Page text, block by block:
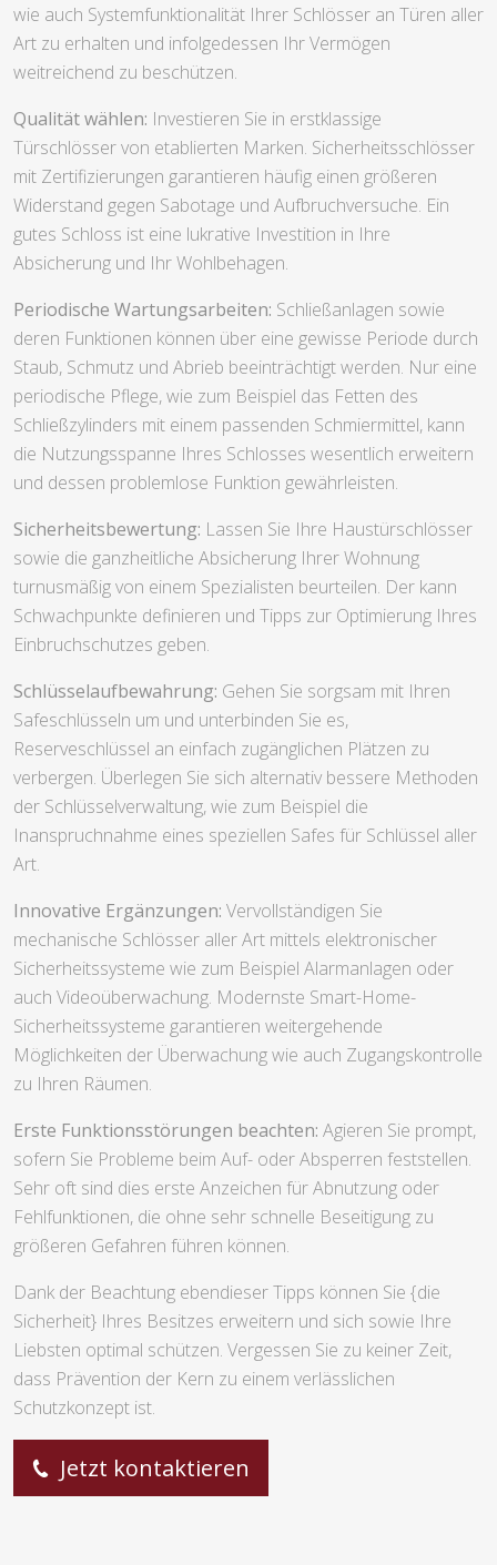
wie auch Systemfunktionalität Ihrer Schlösser an Türen aller
Art zu erhalten und infolgedessen Ihr Vermögen
weitreichend zu beschützen.
Qualität wählen: Investieren Sie in erstklassige
Türschlösser von etablierten Marken. Sicherheitsschlösser
mit Zertifizierungen garantieren häufig einen größeren
Widerstand gegen Sabotage und Aufbruchversuche. Ein
gutes Schloss ist eine lukrative Investition in Ihre
Absicherung und Ihr Wohlbehagen.
Periodische Wartungsarbeiten: Schließanlagen sowie
deren Funktionen können über eine gewisse Periode durch
Staub, Schmutz und Abrieb beeinträchtigt werden. Nur eine
periodische Pflege, wie zum Beispiel das Fetten des
Schließzylinders mit einem passenden Schmiermittel, kann
die Nutzungsspanne Ihres Schlosses wesentlich erweitern
und dessen problemlose Funktion gewährleisten.
Sicherheitsbewertung: Lassen Sie Ihre Haustürschlösser
sowie die ganzheitliche Absicherung Ihrer Wohnung
turnusmäßig von einem Spezialisten beurteilen. Der kann
Schwachpunkte definieren und Tipps zur Optimierung Ihres
Einbruchschutzes geben.
Schlüsselaufbewahrung: Gehen Sie sorgsam mit Ihren
Safeschlüsseln um und unterbinden Sie es,
Reserveschlüssel an einfach zugänglichen Plätzen zu
verbergen. Überlegen Sie sich alternativ bessere Methoden
der Schlüsselverwaltung, wie zum Beispiel die
Inanspruchnahme eines speziellen Safes für Schlüssel aller
Art.
Innovative Ergänzungen: Vervollständigen Sie
mechanische Schlösser aller Art mittels elektronischer
Sicherheitssysteme wie zum Beispiel Alarmanlagen oder
auch Videoüberwachung. Modernste Smart-Home-
Sicherheitssysteme garantieren weitergehende
Möglichkeiten der Überwachung wie auch Zugangskontrolle
zu Ihren Räumen.
Erste Funktionsstörungen beachten: Agieren Sie prompt,
sofern Sie Probleme beim Auf- oder Absperren feststellen.
Sehr oft sind dies erste Anzeichen für Abnutzung oder
Fehlfunktionen, die ohne sehr schnelle Beseitigung zu
größeren Gefahren führen können.
Dank der Beachtung ebendieser Tipps können Sie {die
Sicherheit} Ihres Besitzes erweitern und sich sowie Ihre
Liebsten optimal schützen. Vergessen Sie zu keiner Zeit,
dass Prävention der Kern zu einem verlässlichen
Schutzkonzept ist.
Jetzt kontaktieren